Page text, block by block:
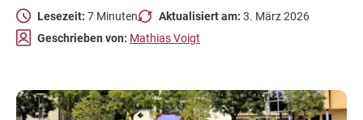
Lesezeit: 7 Minuten Aktualisiert am: 3. März 2026
Geschrieben von: Mathias Voigt